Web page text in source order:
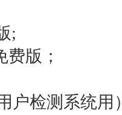
;
费版；
户检测系统用